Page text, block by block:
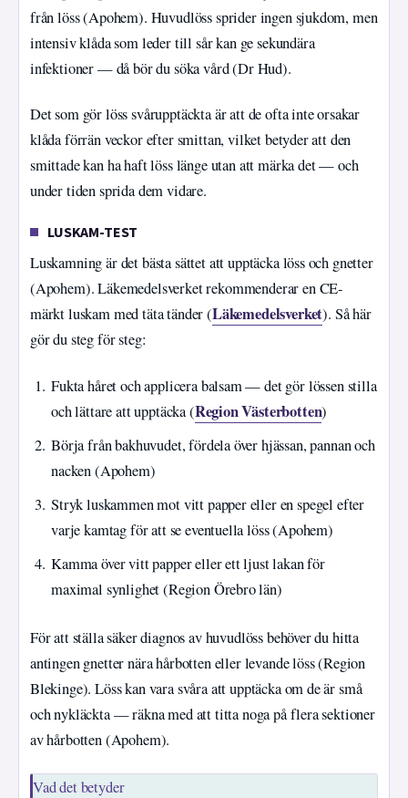
från löss (Apohem). Huvudlöss sprider ingen sjukdom, men
intensiv klåda som leder till sår kan ge sekundära
infektioner — då bör du söka vård (Dr Hud).
Det som gör löss svårupptäckta är att de ofta inte orsakar
klåda förrän veckor efter smittan, vilket betyder att den
smittade kan ha haft löss länge utan att märka det — och
under tiden sprida dem vidare.
LUSKAM-TEST
Luskamning är det bästa sättet att upptäcka löss och gnetter
(Apohem). Läkemedelsverket rekommenderar en CE-
märkt luskam med täta tänder (Läkemedelsverket). Så här
gör du steg för steg:
Fukta håret och applicera balsam — det gör lössen stilla
och lättare att upptäcka (Region Västerbotten)
Börja från bakhuvudet, fördela över hjässan, pannan och
nacken (Apohem)
Stryk luskammen mot vitt papper eller en spegel efter
varje kamtag för att se eventuella löss (Apohem)
Kamma över vitt papper eller ett ljust lakan för
maximal synlighet (Region Örebro län)
För att ställa säker diagnos av huvudlöss behöver du hitta
antingen gnetter nära hårbotten eller levande löss (Region
Blekinge). Löss kan vara svåra att upptäcka om de är små
och nykläckta — räkna med att titta noga på flera sektioner
av hårbotten (Apohem).
Vad det betyder